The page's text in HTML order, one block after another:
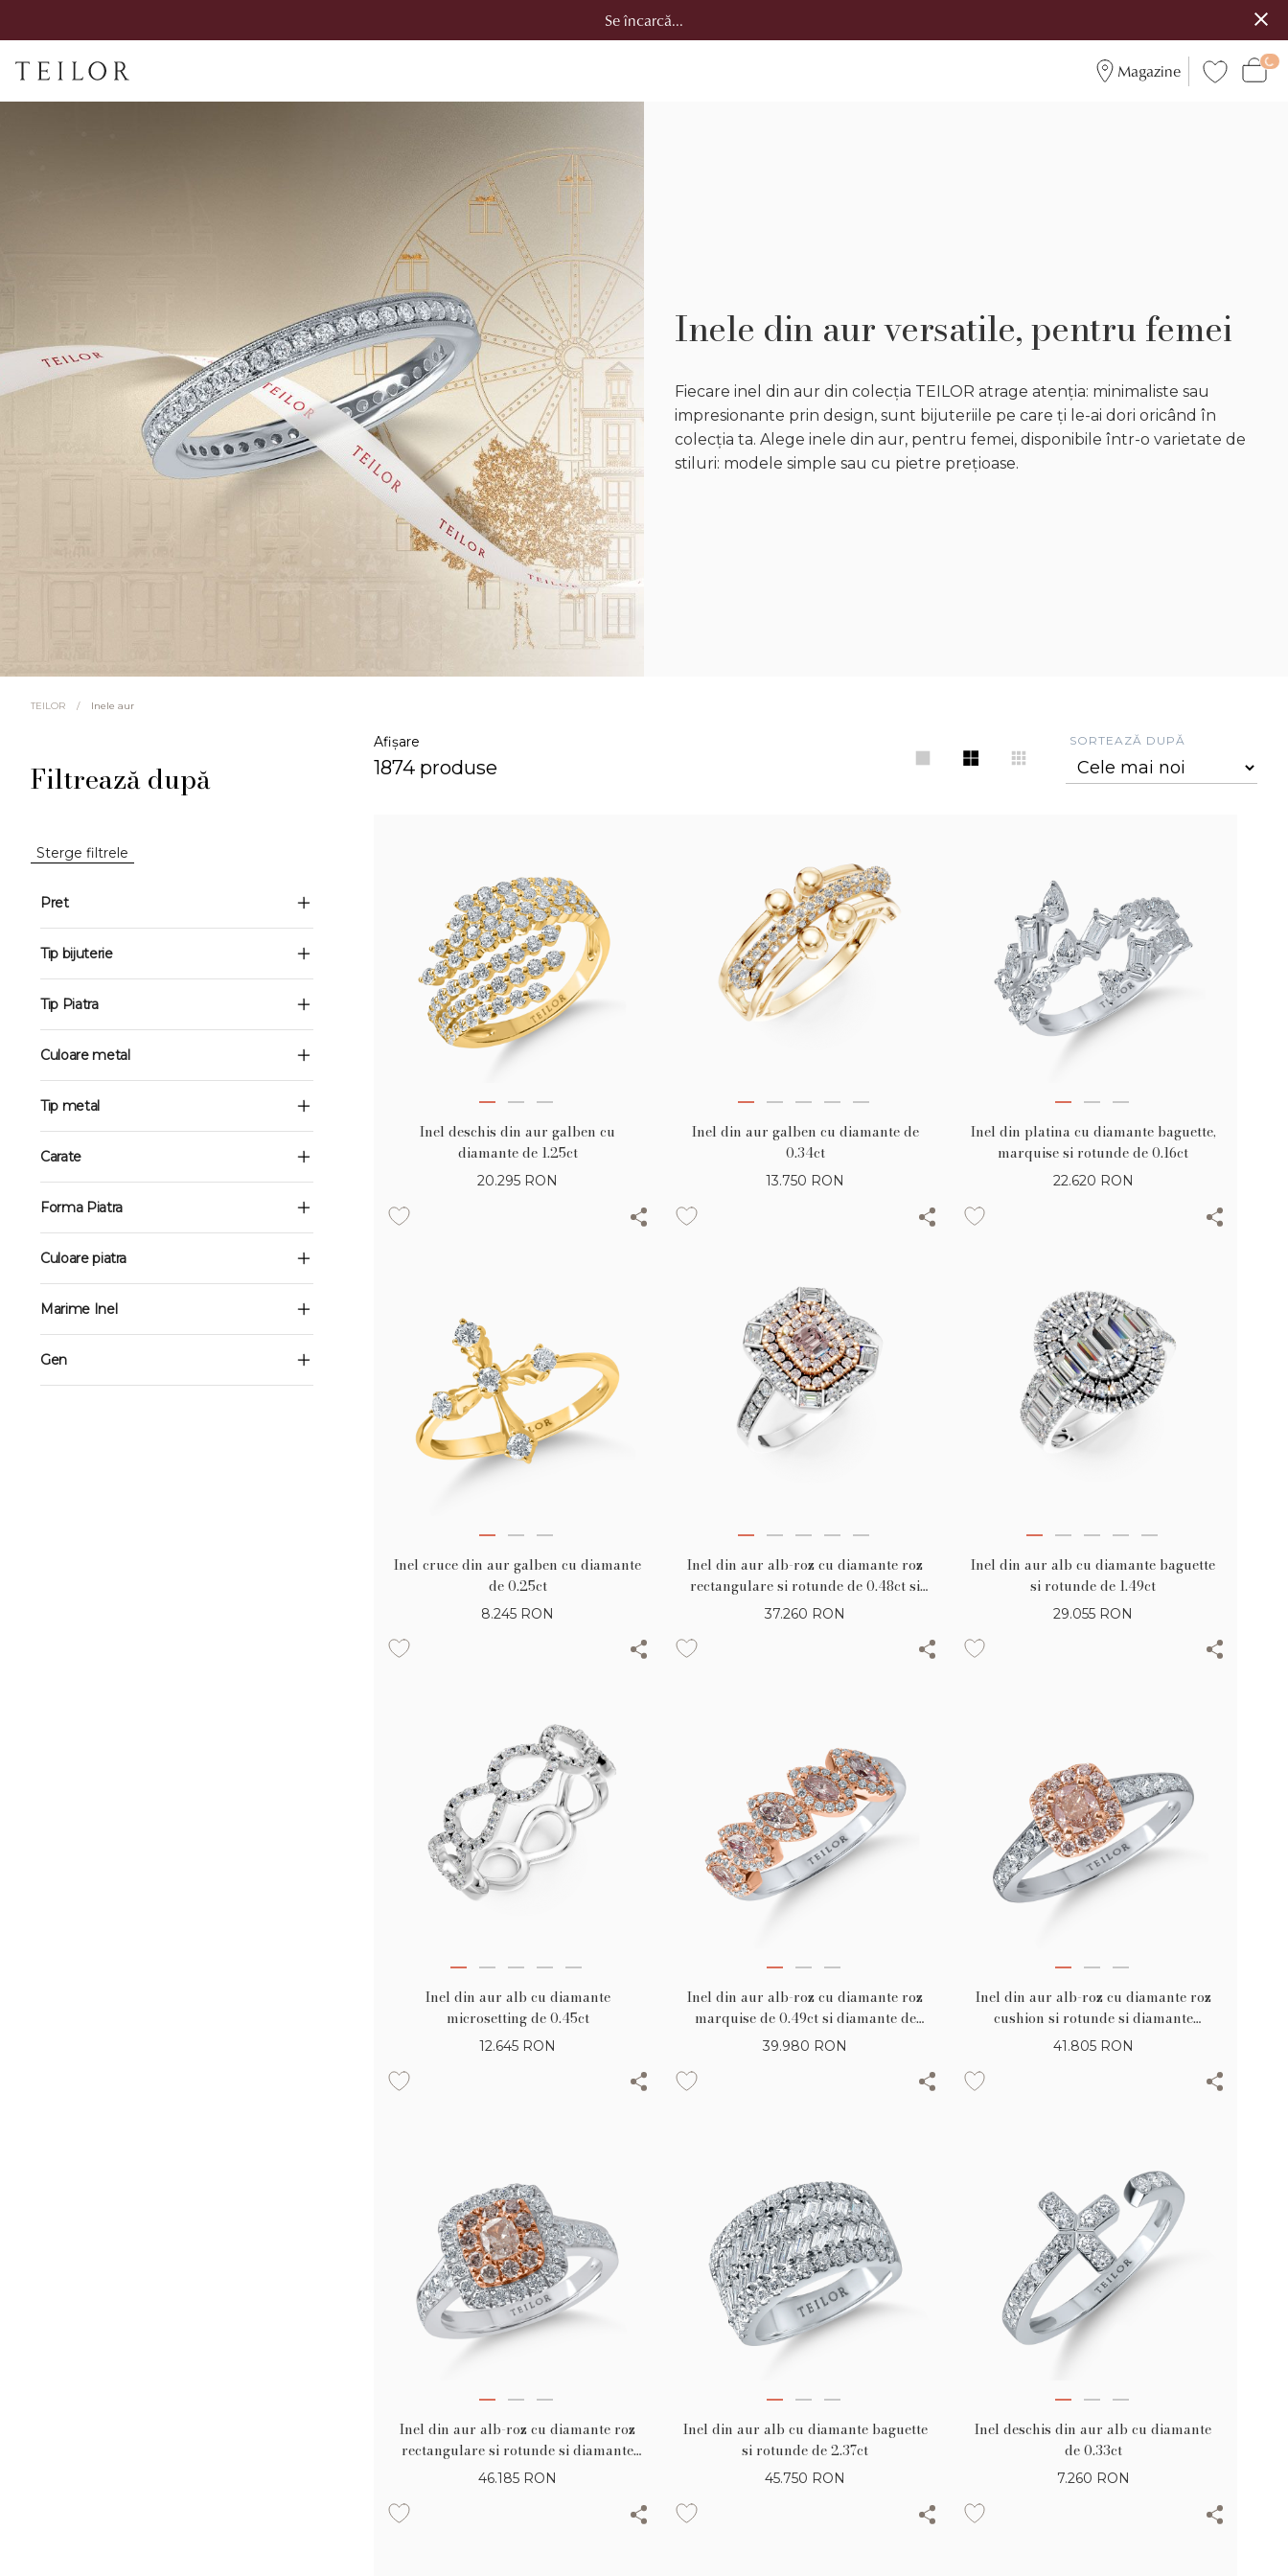
Se încarcă...
Magazine
Inele din aur versatile, pentru femei
Fiecare inel din aur din colecția TEILOR atrage atenția: minimaliste sau
impresionante prin design, sunt bijuteriile pe care ți le-ai dori oricând în
colecția ta. Alege inele din aur, pentru femei, disponibile într-o varietate de
stiluri: modele simple sau cu pietre prețioase.
TEILOR / Inele aur
Afișare
1874 produse
SORTEAZĂ DUPĂ
Inel deschis din aur galben cu
diamante de 1.25ct
20.295 RON
Inel din aur galben cu diamante de
0.34ct
13.750 RON
Inel din platina cu diamante baguette,
marquise si rotunde de 0.16ct
22.620 RON
Inel cruce din aur galben cu diamante
de 0.25ct
8.245 RON
Inel din aur alb-roz cu diamante roz
rectangulare si rotunde de 0.48ct si
diamante baguette si rotunde de
37.260 RON
Inel din aur alb cu diamante baguette
si rotunde de 1.49ct
29.055 RON
Inel din aur alb cu diamante
microsetting de 0.45ct
12.645 RON
Inel din aur alb-roz cu diamante roz
marquise de 0.49ct si diamante de
0.26ct
39.980 RON
Inel din aur alb-roz cu diamante roz
cushion si rotunde si diamante
incolore de 0.97ct
41.805 RON
Inel din aur alb-roz cu diamante roz
rectangulare si rotunde si diamante
incolore de 1.47ct
46.185 RON
Inel din aur alb cu diamante baguette
si rotunde de 2.37ct
45.750 RON
Inel deschis din aur alb cu diamante
de 0.33ct
7.260 RON
Filtrează după
Sterge filtrele
Pret
Tip bijuterie
Tip Piatra
Culoare metal
Tip metal
Carate
Forma Piatra
Culoare piatra
Marime Inel
Gen